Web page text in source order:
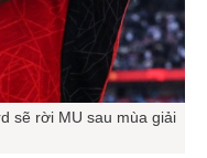
sẽ rời MU sau mùa giải